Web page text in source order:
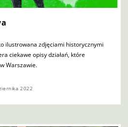
ilustrowana zdjęciami historycznymi
ciekawe opisy działań, które
Warszawie.
2022